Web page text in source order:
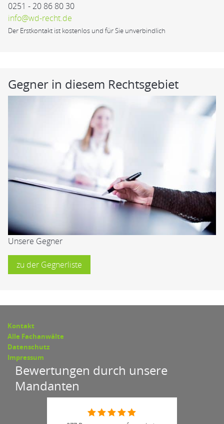
0251 - 20 86 80 30
info@wd-recht.de
Der Erstkontakt ist kostenlos und für Sie unverbindlich
Gegner in diesem Rechtsgebiet
Unsere Gegner
zu der Gegnerliste
Kontakt
Alle Fachanwälte
Datenschutz
Impressum
Bewertungen durch unsere
Mandanten